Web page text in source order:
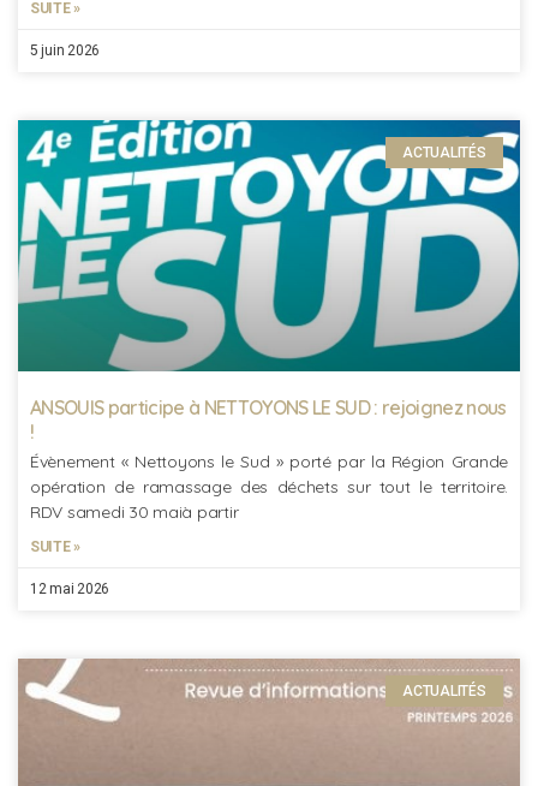
SUITE »
5 juin 2026
ACTUALITÉS
ANSOUIS participe à NETTOYONS LE SUD : rejoignez nous
!
Évènement « Nettoyons le Sud » porté par la Région Grande
opération de ramassage des déchets sur tout le territoire.
RDV samedi 30 maià partir
SUITE »
12 mai 2026
ACTUALITÉS